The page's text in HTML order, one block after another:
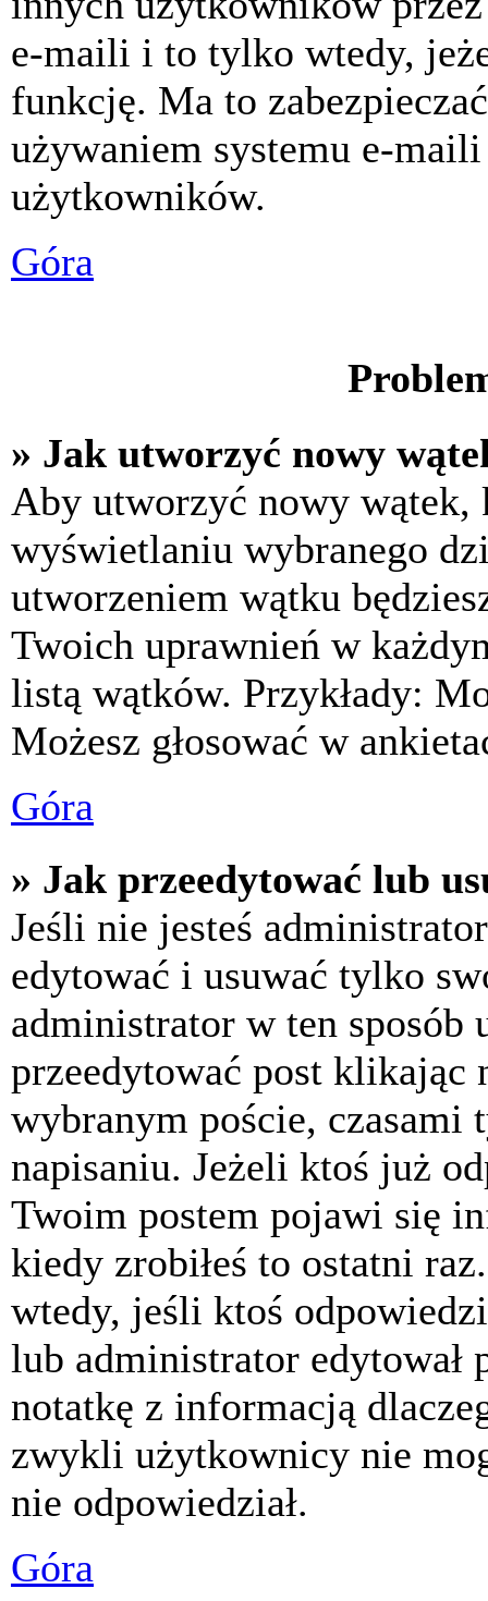
e-maili i to tylko wtedy,
funkcję. Ma to
używaniem systemu e-
użytkowników.
Góra
» Jak utworzyć nowy
Aby utworzyć nowy
wyświetlaniu wybranego
utworzeniem wątku
Twoich uprawnień w
listą wątków. Przykłady:
Możesz głosować w
Góra
» Jak przeedytować lub
Jeśli nie jesteś
edytować i usuwać tylko
administrator w ten sposób
przeedytować post klikając
wybranym poście, czasami
napisaniu. Jeżeli ktoś już
Twoim postem pojawi się
kiedy zrobiłeś to ostatni
wtedy, jeśli ktoś
lub administrator edytował
notatkę z informacją
zwykli użytkownicy nie
nie odpowiedział.
Góra